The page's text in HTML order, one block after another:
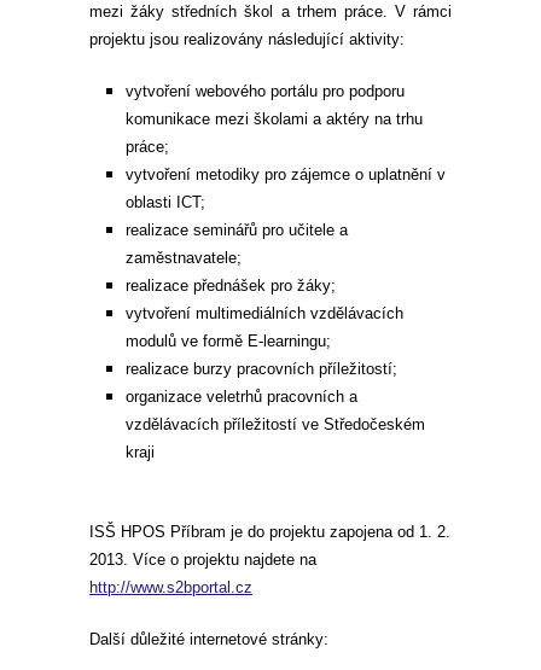
mezi žáky středních škol a trhem práce. V rámci
projektu jsou realizovány následující aktivity:
vytvoření webového portálu pro podporu
komunikace mezi školami a aktéry na trhu
práce;
vytvoření metodiky pro zájemce o uplatnění v
oblasti ICT;
realizace seminářů pro učitele a
zaměstnavatele;
realizace přednášek pro žáky;
vytvoření multimediálních vzdělávacích
modulů ve formě E-learningu;
realizace burzy pracovních příležitostí;
organizace veletrhů pracovních a
vzdělávacích příležitostí ve Středočeském
kraji
ISŠ HPOS Příbram je do projektu zapojena od 1. 2.
2013. Více o projektu najdete na
http://www.s2bportal.cz
Další důležité internetové stránky: